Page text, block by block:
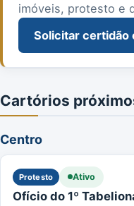
imóveis, protesto e
Solicitar certidão
Cartórios
Centro
Protesto Ativo
Ofício do 1º